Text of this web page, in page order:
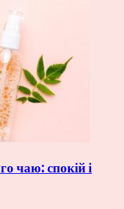
чаю: спокій і